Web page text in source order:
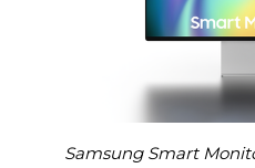
Samsung Smart